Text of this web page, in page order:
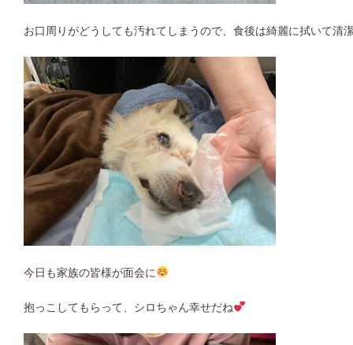
お口周りがどうしても汚れてしまうので、食後は綺麗に拭いて清
今日も家族の皆様が面会に
抱っこしてもらって、シロちゃん幸せだね